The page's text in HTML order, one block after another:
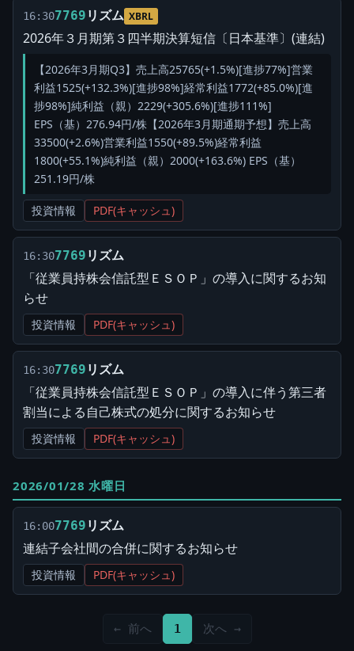
16:307769 リズム XBRL
2026年３月期第３四半期決算短信〔日本基準〕(連結)
【2026年3月期Q3】売上高25765(+1.5%)[進捗77%]営業
利益1525(+132.3%)[進捗98%]経常利益1772(+85.0%)[進
捗98%]純利益（親）2229(+305.6%)[進捗111%]
EPS（基）276.94円/株【2026年3月期通期予想】売上高
33500(+2.6%)営業利益1550(+89.5%)経常利益
1800(+55.1%)純利益（親）2000(+163.6%) EPS（基）
251.19円/株
投資情報 PDF(キャッシュ)
16:307769 リズム
「従業員持株会信託型ＥＳＯＰ」の導入に関するお知
らせ
投資情報 PDF(キャッシュ)
16:307769 リズム
「従業員持株会信託型ＥＳＯＰ」の導入に伴う第三者
割当による自己株式の処分に関するお知らせ
投資情報 PDF(キャッシュ)
2026/01/28 水曜日
16:007769 リズム
連結子会社間の合併に関するお知らせ
投資情報 PDF(キャッシュ)
← 前へ 1 次へ →